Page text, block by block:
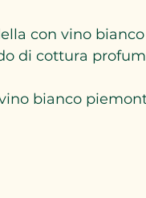
con vino
di cottura
bianco